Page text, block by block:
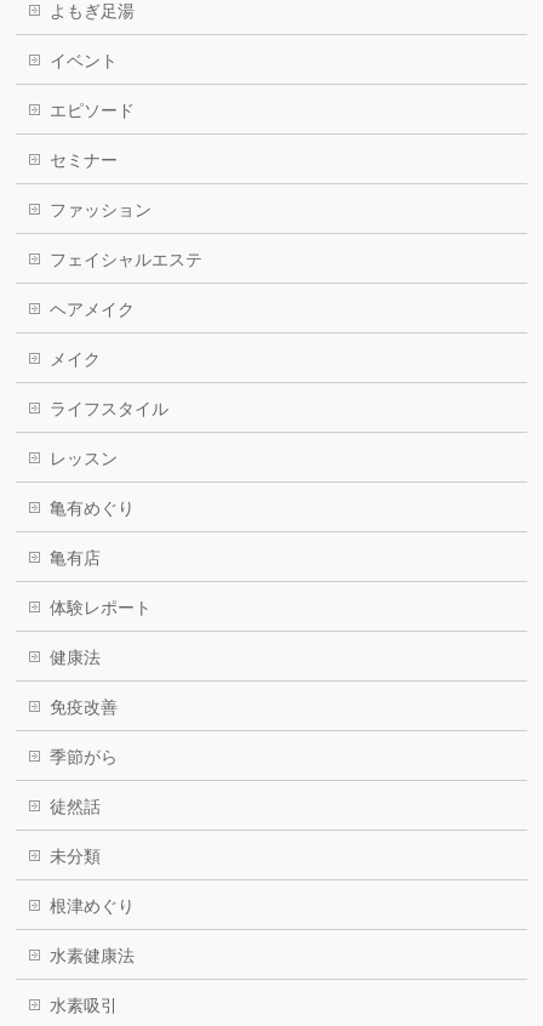
よもぎ足湯
イベント
エピソード
セミナー
ファッション
フェイシャルエステ
ヘアメイク
メイク
ライフスタイル
レッスン
亀有めぐり
亀有店
体験レポート
健康法
免疫改善
季節がら
徒然話
未分類
根津めぐり
水素健康法
水素吸引